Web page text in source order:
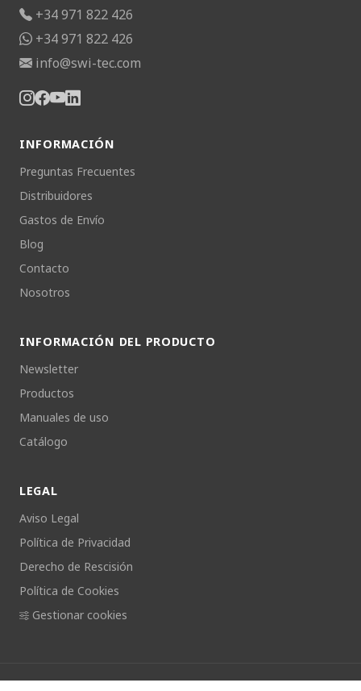
+34 971 822 426
+34 971 822 426
info@swi-tec.com
INFORMACIÓN
Preguntas Frecuentes
Distribuidores
Gastos de Envío
Blog
Contacto
Nosotros
INFORMACIÓN DEL PRODUCTO
Newsletter
Productos
Manuales de uso
Catálogo
LEGAL
Aviso Legal
Política de Privacidad
Derecho de Rescisión
Política de Cookies
Gestionar cookies